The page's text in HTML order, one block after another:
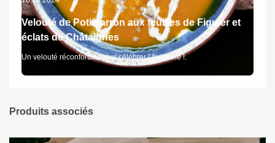
Velouté de Potimarron aux feuilles de Figuier et
éclats de Châtaignes
Un velouté réconfortant pour célébrer l'Automne !.
Produits associés